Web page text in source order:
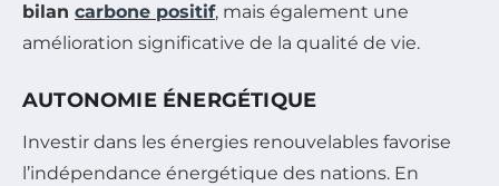
bilan carbone positif, mais également une
amélioration significative de la qualité de vie.
AUTONOMIE ÉNERGÉTIQUE
Investir dans les énergies renouvelables favorise
l’indépendance énergétique des nations. En